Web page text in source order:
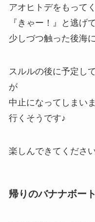
アオヒトデをもって
『きゃー！』と逃げ
少しづつ触った後海
スルルの後に予定し
が
中止になってしまい
行くそうです♪
楽しんできてくださ
帰りのバナナボー